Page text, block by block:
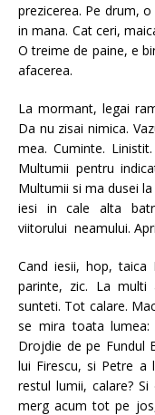
prezicerea. Pe drum,
in mana. Cat ceri,
O treime de paine, e
afacerea.
La mormant, legai
Da nu zisai nimica.
mea. Cuminte.
Multumii pentru
Multumii si ma dusei
iesi in cale alta
viitorului neamului.
Cand iesii, hop, taica
parinte, zic. La
sunteti. Tot calare.
se mira toata
Drojdie de pe Fundul
lui Firescu, si Petre a
restul lumii, calare?
merg acum tot pe